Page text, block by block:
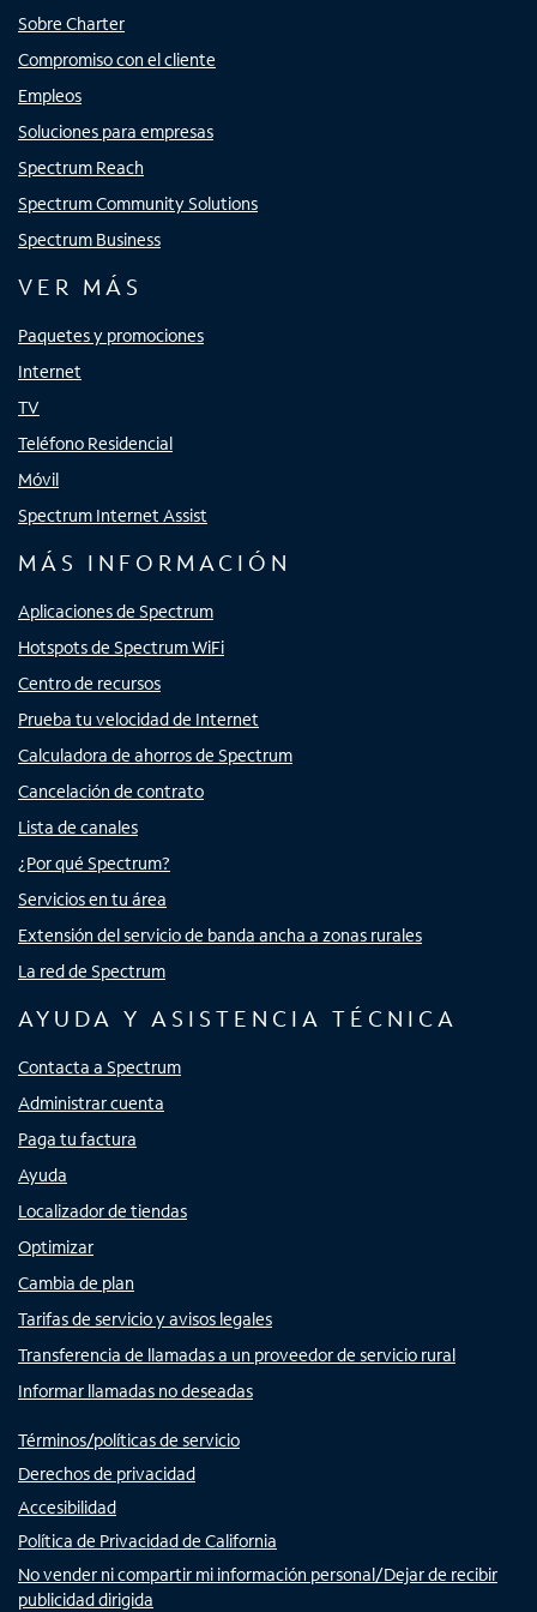
Sobre Charter
Compromiso con el cliente
Empleos
Soluciones para empresas
Spectrum Reach
Spectrum Community Solutions
Spectrum Business
VER MÁS
Paquetes y promociones
Internet
TV
Teléfono Residencial
Móvil
Spectrum Internet Assist
MÁS INFORMACIÓN
Aplicaciones de Spectrum
Hotspots de Spectrum WiFi
Centro de recursos
Prueba tu velocidad de Internet
Calculadora de ahorros de Spectrum
Cancelación de contrato
Lista de canales
¿Por qué Spectrum?
Servicios en tu área
Extensión del servicio de banda ancha a zonas rurales
La red de Spectrum
AYUDA Y ASISTENCIA TÉCNICA
Contacta a Spectrum
Administrar cuenta
Paga tu factura
Ayuda
Localizador de tiendas
Optimizar
Cambia de plan
Tarifas de servicio y avisos legales
Transferencia de llamadas a un proveedor de servicio rural
Informar llamadas no deseadas
Términos/políticas de servicio
Derechos de privacidad
Accesibilidad
Política de Privacidad de California
No vender ni compartir mi información personal/Dejar de recibir
publicidad dirigida